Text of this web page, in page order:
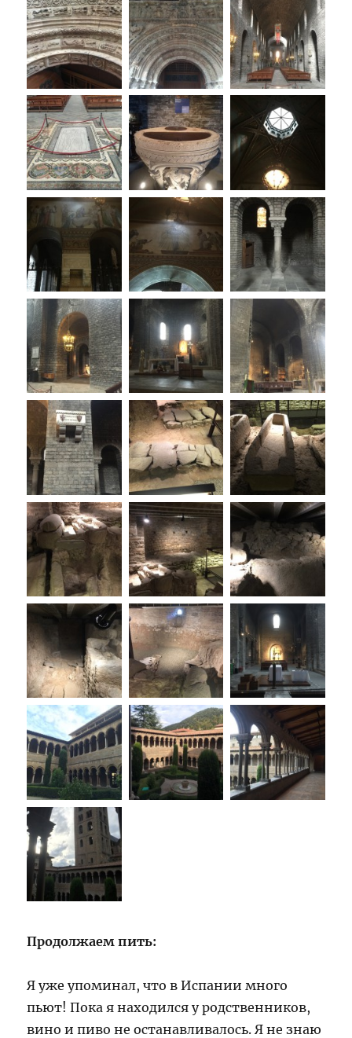
Продолжаем пить:
Я уже упоминал, что в Испании много
пьют! Пока я находился у родственников,
вино и пиво не останавливалось. Я не знаю